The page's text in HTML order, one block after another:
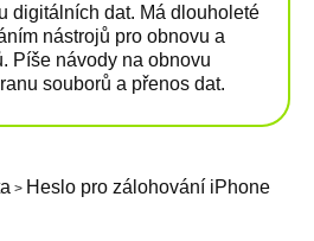
digitálních dat. Má dlouholeté
nástrojů pro obnovu a
Píše návody na obnovu
souborů a přenos dat.
> Heslo pro zálohování iPhone